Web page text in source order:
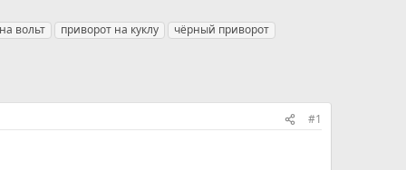
вольт приворот на куклу
чёрный приворот
#1